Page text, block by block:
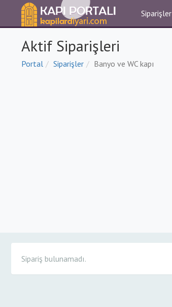
Siparişler
Aktif Siparişleri
Portal Siparişler Banyo ve WC kapı
Sipariş bulunamadı.